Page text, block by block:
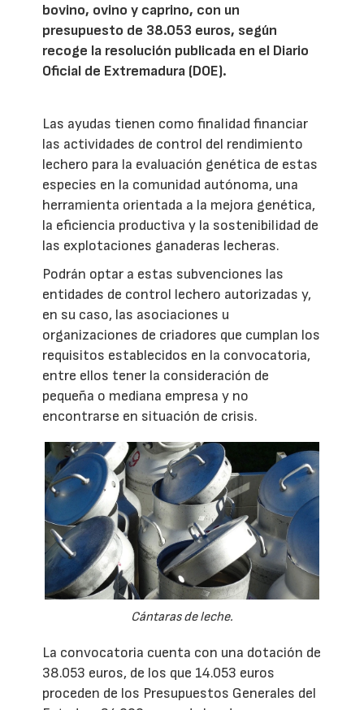
bovino, ovino y caprino, con un
presupuesto de 38.053 euros, según
recoge la resolución publicada en el Diario
Oficial de Extremadura (DOE).
Las ayudas tienen como finalidad financiar
las actividades de control del rendimiento
lechero para la evaluación genética de estas
especies en la comunidad autónoma, una
herramienta orientada a la mejora genética,
la eficiencia productiva y la sostenibilidad de
las explotaciones ganaderas lecheras.
Podrán optar a estas subvenciones las
entidades de control lechero autorizadas y,
en su caso, las asociaciones u
organizaciones de criadores que cumplan los
requisitos establecidos en la convocatoria,
entre ellos tener la consideración de
pequeña o mediana empresa y no
encontrarse en situación de crisis.
Cántaras de leche.
La convocatoria cuenta con una dotación de
38.053 euros, de los que 14.053 euros
proceden de los Presupuestos Generales del